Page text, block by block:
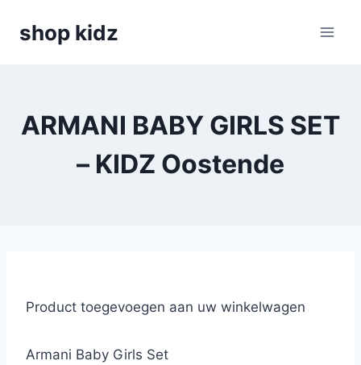
shop kidz
ARMANI BABY GIRLS SET
– KIDZ Oostende
Product toegevoegen aan uw winkelwagen
Armani Baby Girls Set